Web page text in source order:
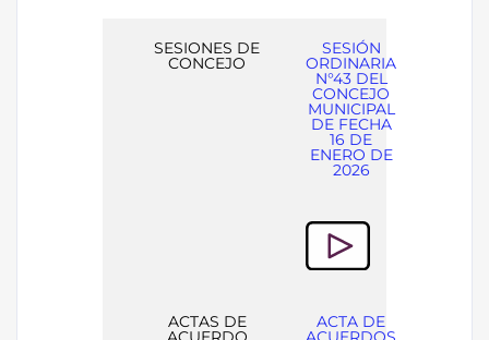
SESIONES DE
CONCEJO
SESIÓN
ORDINARIA
N°43 DEL
CONCEJO
MUNICIPAL
DE FECHA
16 DE
ENERO DE
2026
ACTAS DE ACTA DE